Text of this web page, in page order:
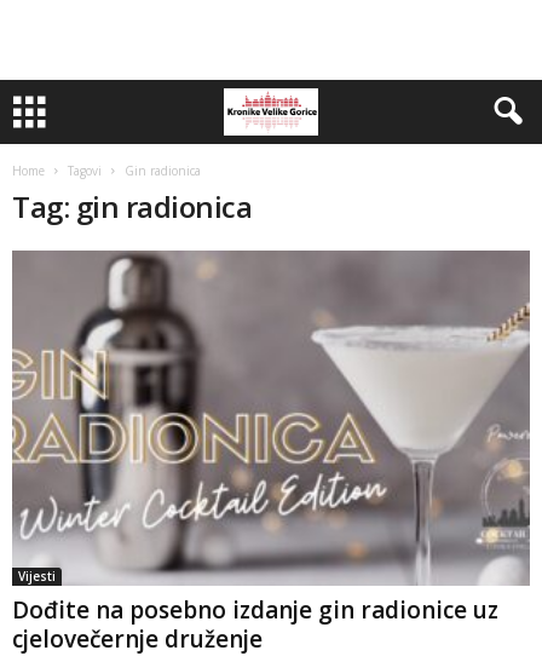
Home Tagovi Gin radionica
Tag: gin radionica
Vijesti
Dođite na posebno izdanje gin radionice uz
cjelovečernje druženje